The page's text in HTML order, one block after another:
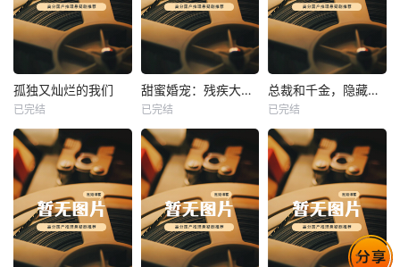
热播
未知
孤独又灿烂的我们
已完结
热播
未知
甜蜜婚宠：残疾大佬夜夜撩
已完结
热播
未知
总裁和千金，隐藏身份闪婚了
已完结